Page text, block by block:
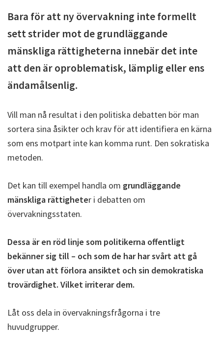
Bara för att ny övervakning inte formellt
sett strider mot de grundläggande
mänskliga rättigheterna innebär det inte
att den är oproblematisk, lämplig eller ens
ändamålsenlig.
Vill man nå resultat i den politiska debatten bör man
sortera sina åsikter och krav för att identifiera en kärna
som ens motpart inte kan komma runt. Den sokratiska
metoden.
Det kan till exempel handla om grundläggande
mänskliga rättigheter i debatten om
övervakningsstaten.
Dessa är en röd linje som politikerna offentligt
bekänner sig till – och som de har har svårt att gå
över utan att förlora ansiktet och sin demokratiska
trovärdighet. Vilket irriterar dem.
Låt oss dela in övervakningsfrågorna i tre
huvudgrupper.